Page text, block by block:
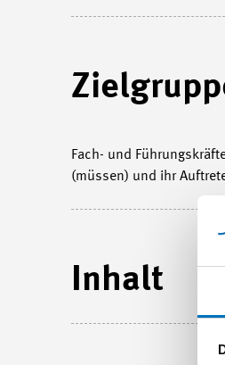
Fach- und
(müssen) und ihr
Inhalt